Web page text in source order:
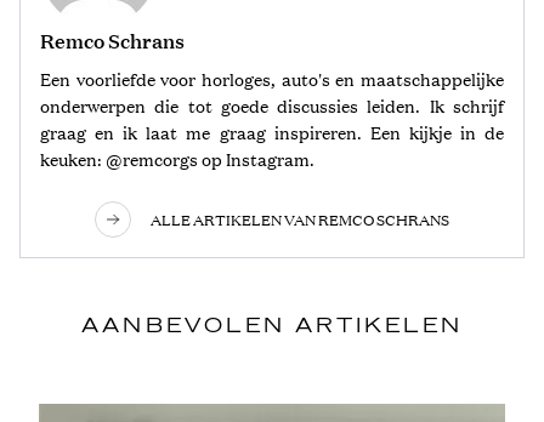
Remco Schrans
Een voorliefde voor horloges, auto's en maatschappelijke
onderwerpen die tot goede discussies leiden. Ik schrijf
graag en ik laat me graag inspireren. Een kijkje in de
keuken: @remcorgs op Instagram.
ALLE ARTIKELEN VAN REMCO SCHRANS
AANBEVOLEN ARTIKELEN